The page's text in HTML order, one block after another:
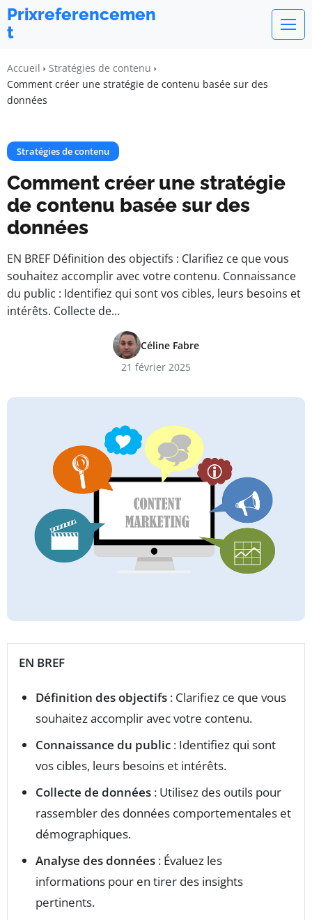
Prixreferencemen
t
Accueil
Stratégies de contenu
Comment créer une stratégie de contenu basée sur des
données
Stratégies de contenu
Comment créer une stratégie
de contenu basée sur des
données
EN BREF Définition des objectifs : Clarifiez ce que vous
souhaitez accomplir avec votre contenu. Connaissance
du public : Identifiez qui sont vos cibles, leurs besoins et
intérêts. Collecte de…
Céline Fabre
21 février 2025
EN BREF
Définition des objectifs : Clarifiez ce que vous
souhaitez accomplir avec votre contenu.
Connaissance du public : Identifiez qui sont
vos cibles, leurs besoins et intérêts.
Collecte de données : Utilisez des outils pour
rassembler des données comportementales et
démographiques.
Analyse des données : Évaluez les
informations pour en tirer des insights
pertinents.